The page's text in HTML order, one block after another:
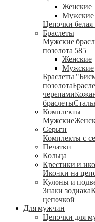
Женские
Мужские
Цепочки белая
Браслеты
Мужские
позолота 585
Женские
Мужские
Браслеты
позолота
черепами
браслеты
Комплекты
Мужские
Серьги
Комплекты с
Печатки
Кольца
Крестики и
Иконки на
Кулоны и
Знаки зодиака
цепочкой
Для мужчин
Цепочки для